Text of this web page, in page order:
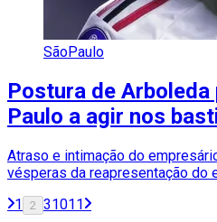
SãoPaulo
Postura de
Paulo a agir nos
Atraso e intimação do
vésperas da reapresentação do
1
2 31011